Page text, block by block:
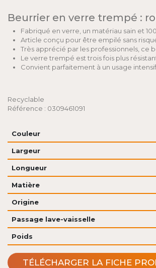
Beurrier en verre trempé :
Fabriqué en verre, un matériau sain et
Article conçu pour être empilé sans
Très apprécié par les professionnels, ce
Le verre trempé est trois fois plus
Convient parfaitement à un usage
Recyclable
Référence : 0309461091
Couleur
Largeur
Longueur
Matière
Origine
Passage lave-vaisselle
Poids
TÉLÉCHARGER LA FICHE